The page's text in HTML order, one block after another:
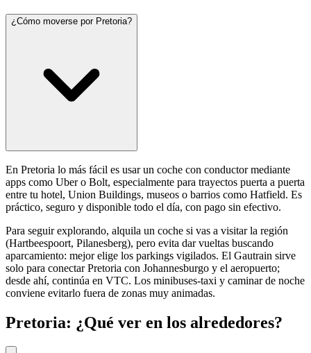
¿Cómo moverse por Pretoria?
En Pretoria lo más fácil es usar un coche con conductor mediante
apps como Uber o Bolt, especialmente para trayectos puerta a puerta
entre tu hotel, Union Buildings, museos o barrios como Hatfield. Es
práctico, seguro y disponible todo el día, con pago sin efectivo.
Para seguir explorando, alquila un coche si vas a visitar la región
(Hartbeespoort, Pilanesberg), pero evita dar vueltas buscando
aparcamiento: mejor elige los parkings vigilados. El Gautrain sirve
solo para conectar Pretoria con Johannesburgo y el aeropuerto;
desde ahí, continúa en VTC. Los minibuses-taxi y caminar de noche
conviene evitarlo fuera de zonas muy animadas.
Pretoria: ¿Qué ver en los alrededores?